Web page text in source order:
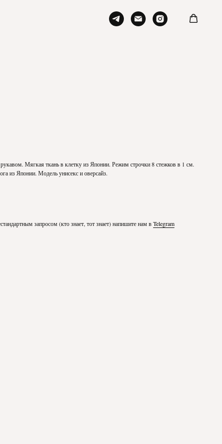
Мягкая ткань в клетку из Японии. Режим строчки 8 стежков в 1 см.
из Японии. Модель унисекс и оверсайз.
запросом (кто знает, тот знает) напишите нам вTelegram